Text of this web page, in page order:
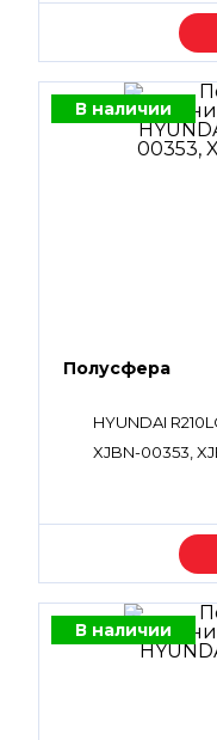
В наличии
Полусфера
HYUNDAI
XJBN-00353,
В наличии